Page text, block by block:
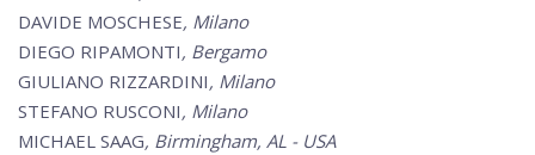
DAVIDE MOSCHESE, Milano
DIEGO RIPAMONTI, Bergamo
GIULIANO RIZZARDINI, Milano
STEFANO RUSCONI, Milano
MICHAEL SAAG, Birmingham, AL - USA